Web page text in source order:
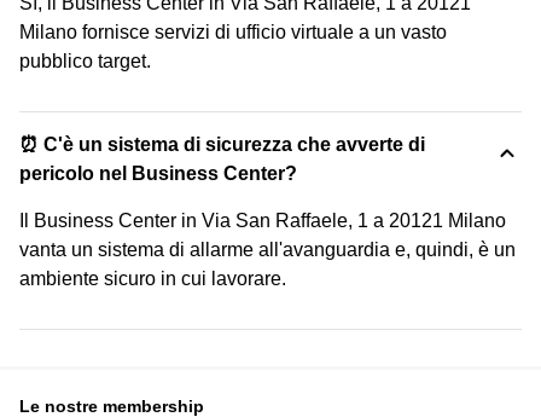
Milano fornisce servizi di ufficio virtuale a un vasto
pubblico target.
⏰ C'è un sistema di sicurezza che avverte di
pericolo nel Business Center?
Il Business Center in Via San Raffaele, 1 a 20121 Milano
vanta un sistema di allarme all'avanguardia e, quindi, è un
ambiente sicuro in cui lavorare.
Le nostre membership